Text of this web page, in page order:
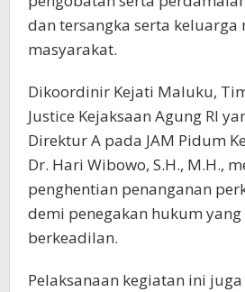
dan tersangka serta keluarga
masyarakat.
Dikoordinir Kejati Maluku,
Justice Kejaksaan Agung RI
Direktur A pada JAM Pidum
Dr. Hari Wibowo, S.H., M.H.,
penghentian penanganan
demi penegakan hukum
berkeadilan.
Pelaksanaan kegiatan ini